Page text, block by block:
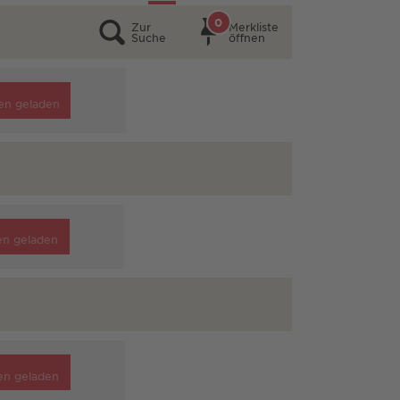
Zur
Suche
Merkliste
öffnen
0
geladen
geladen
geladen